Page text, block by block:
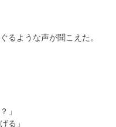
るような声が聞こえた。
」
る」